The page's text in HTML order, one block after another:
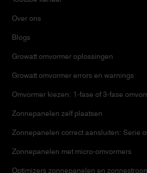
Over ons
Blogs
Growatt omvormer oplossingen
Growatt omvormer errors en warnings
Omvormer kiezen: 1-fase of 3-fase
Zonnepanelen zelf plaatsen
Zonnepanelen correct aansluiten: Serie
Zonnepanelen met micro-omvormers
Optimizers zonnepanelen en